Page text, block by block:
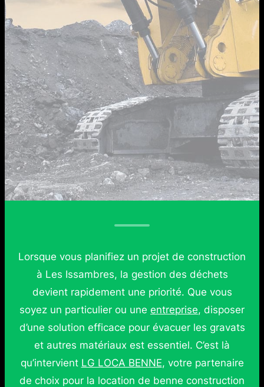
Lorsque vous planifiez un projet de construction
à Les Issambres, la gestion des déchets
devient rapidement une priorité. Que vous
soyez un particulier ou une entreprise, disposer
d’une solution efficace pour évacuer les gravats
et autres matériaux est essentiel. C’est là
qu’intervient LG LOCA BENNE, votre partenaire
de choix pour la location de benne construction